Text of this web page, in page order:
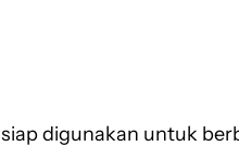
digunakan untuk